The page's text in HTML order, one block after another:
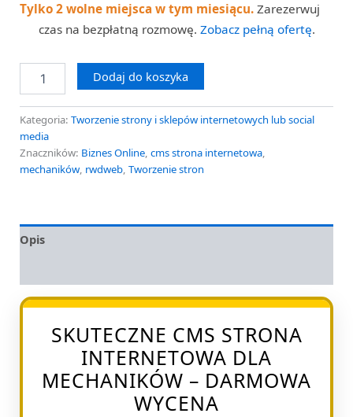
Tylko 2 wolne miejsca w tym miesiącu. Zarezerwuj
czas na bezpłatną rozmowę. Zobacz pełną ofertę.
Dodaj do koszyka
Kategoria: Tworzenie strony i sklepów internetowych lub social
media
Znaczników: Biznes Online, cms strona internetowa,
mechaników, rwdweb, Tworzenie stron
Opis
SKUTECZNE CMS STRONA
INTERNETOWA DLA
MECHANIKÓW – DARMOWA
WYCENA